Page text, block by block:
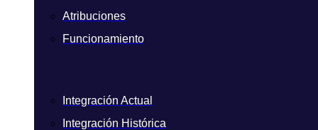
Atribuciones
Funcionamiento
Integración Actual
Integración Histórica